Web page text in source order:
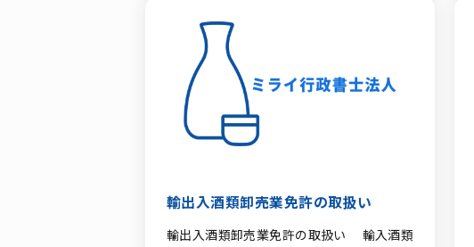
Readerが必要です。 wordファイルはこち
酒類製造業免許の一部の手引しか公開され
ていませんが参考にしていただければ幸い
です。 一般酒類小売業免許申請の手引き
通信販売酒類小売業免許申請の手引き 酒
類卸売業免許申請の手引き 酒類製造業免
Readerが必要です。
射性物質検査証明（対象13都県で製造され
た場合） 上記13都県で製造（産出）され
た酒類である場合は、登録検査機関等によ
る放射性物質検査を受け、韓国の基準値以
下であることが証明されている必要があり
ます。 放射性ヨウ素（I-131）：300
Bq/kg 以下 放射性セシウム（Cs-134およ
びCs-137の合計）：100 Bq/kg 以下 3. 証
官・広域運営中心署）を経由して国税局へ
以下の書類を提出します。 必要書類 概
酒類販売免許の有効期間 ・「原則として無
期限（更新不要）」 施設免許（Premises
Licence）は返納・取消がない限り無期限
です。また、個人免許（Personal
Licence）に以前存在した「10年ごとの更
新」規定も、2015年規制緩和法
（Deregulation Act 2015）により撤廃さ
満の者の購入禁止 ・公共の場で飲酒する未
与されています。 ・保護者のいない未成年
異動申告書を用います。 上記様式はPDF
ファイルとなっています。ご覧するために
はAdobe Readerが必要です。 Adobe
Readerをお持ちでない方は下のボタンを
クイックして下さい。
輸出入酒類卸売業免許の取扱い
輸出入酒類卸売業免許の取扱い 輸入酒類